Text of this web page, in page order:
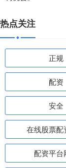
热点关注
正规
配资
安全
在线股票配
配资平台